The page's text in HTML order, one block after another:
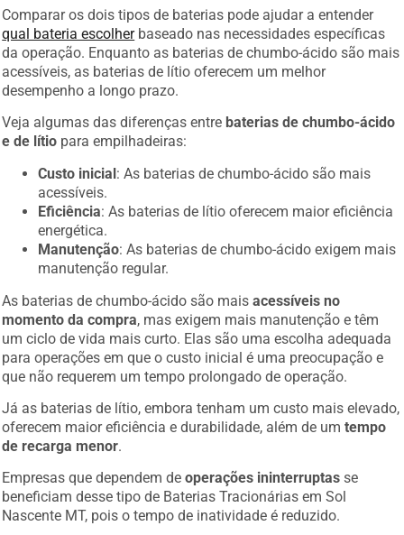
Comparar os dois tipos de baterias pode ajudar a entender
qual bateria escolherbaseado nas necessidades específicas
da operação. Enquanto as baterias de chumbo-ácido são mais
acessíveis, as baterias de lítio oferecem um melhor
desempenho a longo prazo.
Veja algumas das diferenças entre baterias de chumbo-ácido
e de lítio para empilhadeiras:
Custo inicial: As baterias de chumbo-ácido são mais
acessíveis.
Eficiência: As baterias de lítio oferecem maior eficiência
energética.
Manutenção: As baterias de chumbo-ácido exigem mais
manutenção regular.
As baterias de chumbo-ácido são maisacessíveis no
momento da compra , mas exigem mais manutenção e têm
um ciclo de vida mais curto. Elas são uma escolha adequada
para operações em que o custo inicial é uma preocupação e
que não requerem um tempo prolongado de operação.
Já as baterias de lítio, embora tenham um custo mais elevado,
oferecem maior eficiência e durabilidade, além de umtempo
de recarga menor
Empresas que dependem deoperações ininterruptas se
beneficiam desse tipo de Baterias Tracionárias em Sol
Nascente MT, pois o tempo de inatividade é reduzido.